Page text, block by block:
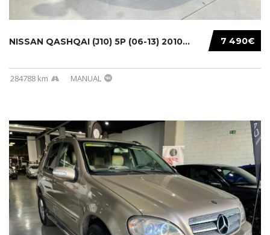
7 490€
NISSAN QASHQAI (J10) 5P (06-13) 2010...
284788 km MANUAL